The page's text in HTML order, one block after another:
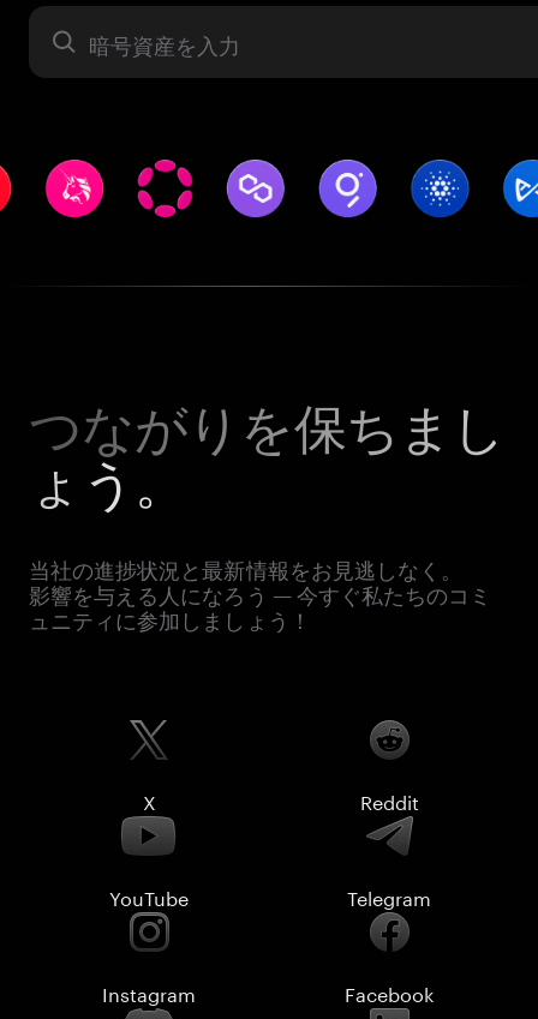
暗号資産
つながりを保ちまし
ょう。
当社の進捗状況と最新情報をお見逃しなく。
影響を与える人になろう — 今すぐ私たちのコミ
ュニティに参加しましょう！
X Reddit
YouTube Telegram
Instagram Facebook